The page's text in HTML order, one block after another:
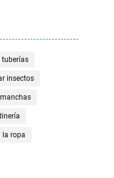
tuberías
insectos
la ropa